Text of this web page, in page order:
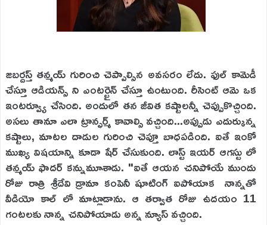
జబర్దస్త్ తన్మయ్ గురించి చెప్పాల్సిన అవసరం లేదు. ఫుల్ కామెడీ
చేస్తూ ఆడియన్స్ ని ఎంటర్టైన్ చేస్తూ ఉంటుంది. రీసెంట్ ఆమె ఒక
ఇంటర్వ్యూ చేసింది. అందులో తన జీవిత కష్టాలన్నీ చెప్పుకొచ్చింది.
అసలు తానూ ఎలా ట్రాన్ఫర్మ్ కావాల్సి వచ్చింది...అప్పుడు ఎదుర్కున్న
కష్టాలు, మాటల దాడుల గురించి చెప్తూ బాధపడింది. ఐతే ఇంకో
ముఖ్య విషయాన్ని కూడా షేర్ చేసుకుంది. లాస్ట్ ఇయర్ ఆగస్టు లో
తన్మయ్ ఫాదర్ కన్నుమూశాడు. "ఐతే ఆయన చనిపోయే ముందు
రోజు రాత్రి శ్రీదేవి డ్రామా కంపెనీ షూటింగ్ ఐపోయాక నాన్నతో
వీడియో కాల్ లో మాట్లాడాను. ఆ తర్వాత రోజు ఉదయం 11
గంటలకు నాన్న చనిపోయాడు అన్న న్యూస్ వచ్చింది.